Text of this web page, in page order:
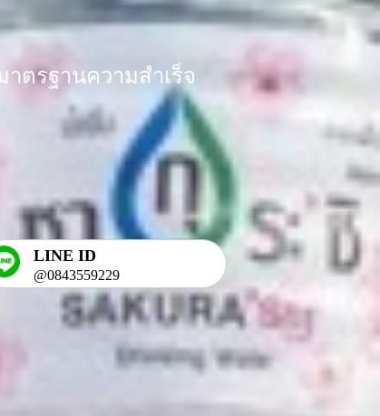
ตรฐานความสำเร็จ
LINE ID
@0843559229